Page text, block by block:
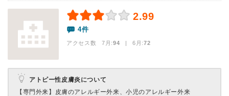
2.99
4件
アクセス数 7月:94 | 6月:72
アトピー性皮膚炎について
【専門外来】 皮膚のアレルギー外来、小児のアレルギー外来